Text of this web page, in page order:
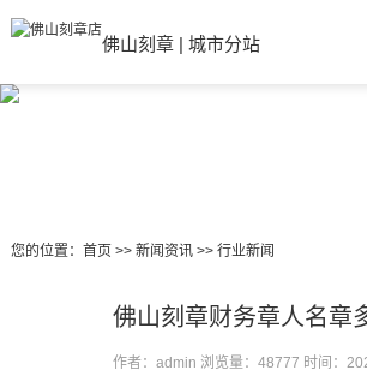
佛山刻章| 城市分站
您的位置： 首页 >> 新闻资讯>> 行业新闻
佛山刻章财务章人名章
作者：admin 浏览量：48777 时间：